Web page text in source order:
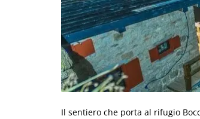
Il sentiero che porta al rifugio